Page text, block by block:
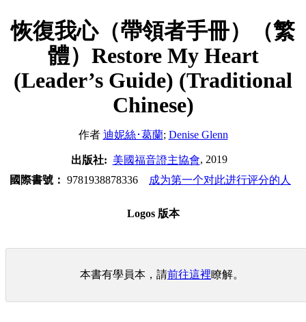
恢復我心（帶領者手冊）（繁
體）Restore My Heart
(Leader’s Guide) (Traditional
Chinese)
作者 迪妮絲･葛蘭; Denise Glenn
出版社: 美國福音證主協會, 2019
國際書號： 9781938878336 成为第一个对此进行评分的人
Logos 版本
本書有學員本，請前往這裡瞭解。